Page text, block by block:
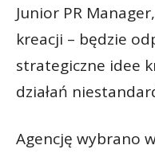
Junior PR
kreacji – będzie
strategiczne idee
działań
Agencję wybrano